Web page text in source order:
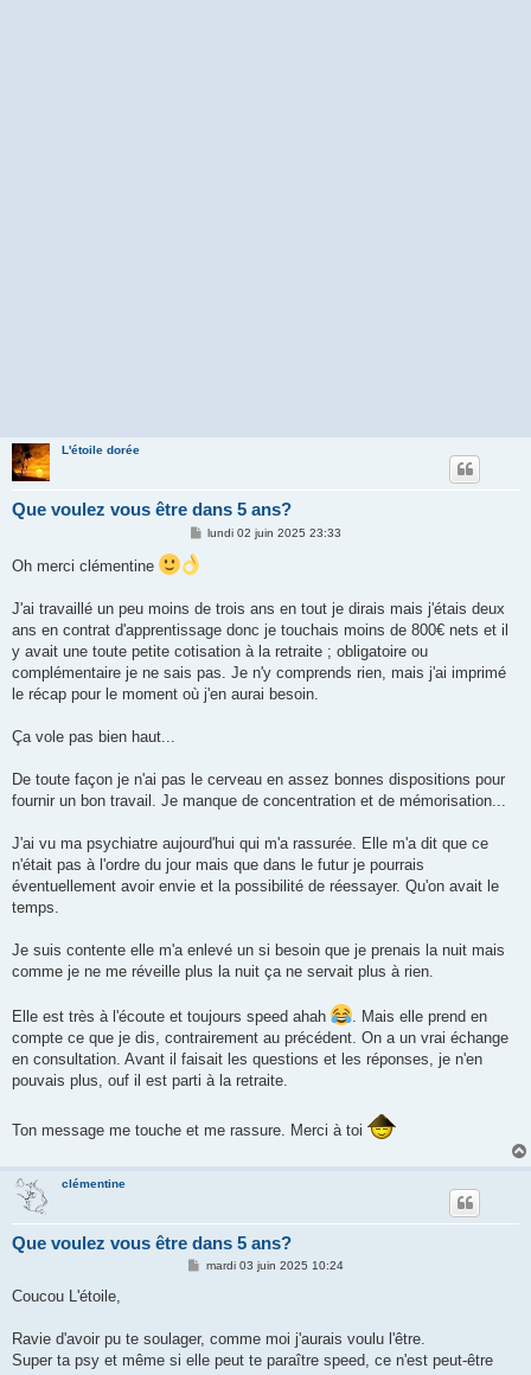
L'étoile dorée
Que voulez vous être dans 5 ans?
M
e
lundi 02 juin 2025 23:33
Oh merci clémentine
J'ai travaillé un peu moins de trois ans en tout je dirais mais j'étais deux
ans en contrat d'apprentissage donc je touchais moins de 800€ nets et il
y avait une toute petite cotisation à la retraite ; obligatoire ou
complémentaire je ne sais pas. Je n'y comprends rien, mais j'ai imprimé
le récap pour le moment où j'en aurai besoin.
Ça vole pas bien haut...
De toute façon je n'ai pas le cerveau en assez bonnes dispositions pour
fournir un bon travail. Je manque de concentration et de mémorisation...
J'ai vu ma psychiatre aujourd'hui qui m'a rassurée. Elle m'a dit que ce
n'était pas à l'ordre du jour mais que dans le futur je pourrais
éventuellement avoir envie et la possibilité de réessayer. Qu'on avait le
temps.
Je suis contente elle m'a enlevé un si besoin que je prenais la nuit mais
comme je ne me réveille plus la nuit ça ne servait plus à rien.
Elle est très à l'écoute et toujours speed ahah
. Mais elle prend en
compte ce que je dis, contrairement au précédent. On a un vrai échange
en consultation. Avant il faisait les questions et les réponses, je n'en
pouvais plus, ouf il est parti à la retraite.
Ton message me touche et me rassure. Merci à toi
clémentine
Que voulez vous être dans 5 ans?
M
g
e
mardi 03 juin 2025 10:24
Coucou L'étoile,
Ravie d'avoir pu te soulager, comme moi j'aurais voulu l'être.
Super ta psy et même si elle peut te paraître speed, ce n'est peut-être